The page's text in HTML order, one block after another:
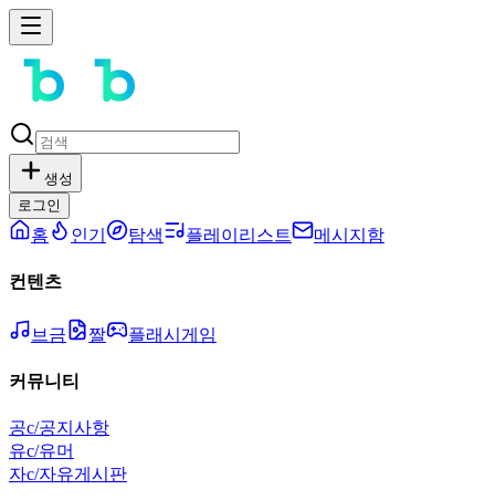
생성
로그인
홈 인기 탐색 플레이리스트 메시지함
컨텐츠
브금 짤 플래시게임
커뮤니티
공c/공지사항
유c/유머
자c/자유게시판